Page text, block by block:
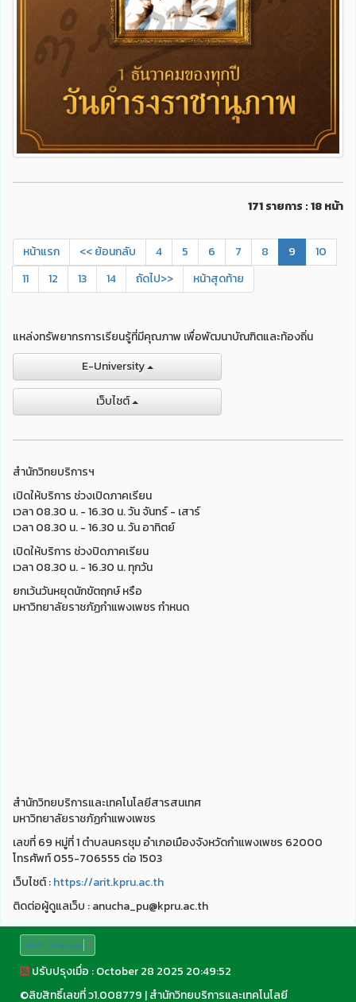
171 รายการ : 18 หน้า
หน้าแรก << ย้อนกลับ 4 5 6 7 8 9
10
11
12 13 14 ถัดไป>> หน้าสุดท้าย
แหล่งทรัพยากรการเรียนรู้ที่มีคุณภาพ เพื่อพัฒนาบัณฑิตและท้องถิ่น
E-University
เว็บไชต์
สำนักวิทยบริการฯ
เปิดให้บริการ ช่วงเปิดภาคเรียน
เวลา 08.30 น. - 16.30 น. วัน จันทร์ - เสาร์
เวลา 08.30 น. - 16.30 น. วัน อาทิตย์
เปิดให้บริการ ช่วงปิดภาคเรียน
เวลา 08.30 น. - 16.30 น. ทุกวัน
ยกเว้นวันหยุดนักขัตฤกษ์ หรือ
มหาวิทยาลัยราชภัฏกำแพงเพชร กำหนด
สำนักวิทยบริการและเทคโนโลยีสารสนเทศ
มหาวิทยาลัยราชภัฏกำแพงเพชร
เลขที่ 69 หมู่ที่ 1 ตำบลนครชุม อำเภอเมืองจังหวัดกำแพงเพชร 62000
โทรศัพท์ 055-706555 ต่อ 1503
เว็บไชต์ :https://arit.kpru.ac.th
ติดต่อผู้ดูแลเว็บ : anucha_pu@kpru.ac.th
Select Language ▼
ปรับปรุงเมื่อ : October 28 2025 20:49:52
©ลิขสิทธิ์เลขที่ ว1.008779 |สำนักวิทยบริการและเทคโนโลยี